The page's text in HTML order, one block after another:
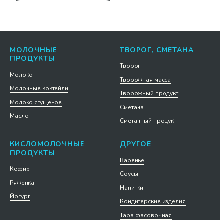
МОЛОЧНЫЕ
ПРОДУКТЫ
Молоко
Молочные коктейли
Молоко сгущеное
Масло
ТВОРОГ, СМЕТАНА
Творог
Творожная масса
Творожный продукт
Сметана
Сметанный продукт
КИСЛОМОЛОЧНЫЕ
ПРОДУКТЫ
Кефир
Ряженка
Йогурт
ДРУГОЕ
Варенье
Соусы
Напитки
Кондитерские изделия
Тара фасовочная